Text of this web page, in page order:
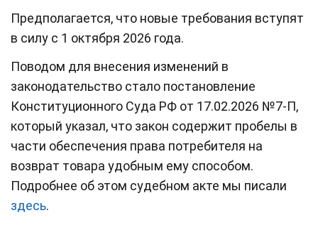
Предполагается, что новые требования вступят
в силу с 1 октября 2026 года.
Поводом для внесения изменений в
законодательство стало постановление
Конституционного Суда РФ от 17.02.2026 №7-П,
который указал, что закон содержит пробелы в
части обеспечения права потребителя на
возврат товара удобным ему способом.
Подробнее об этом судебном акте мы писали
здесь.